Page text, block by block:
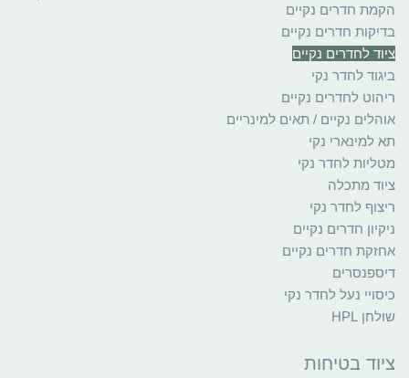
הקמת חדרים נקיים
בדיקות חדרים נקיים
ציוד לחדרים נקיים
ביגוד לחדר נקי
ריהוט לחדרים נקיים
אוהלים נקיים / תאים למינריים
תא למינארי נקי
מטליות לחדר נקי
ציוד מתכלה
ריצוף לחדר נקי
ניקיון חדרים נקיים
אחזקת חדרים נקיים
דיספנסרים
כיסויי נעל לחדר נקי
שולחן HPL
ציוד בטיחות